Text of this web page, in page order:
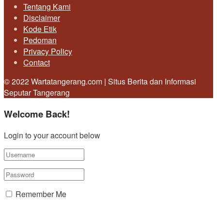
Tentang Kami
Disclaimer
Kode Etik
Pedoman
Privacy Policy
Contact
© 2022 Wartatangerang.com | Situs Berita dan Informasi
Seputar Tangerang
Welcome Back!
Login to your account below
Remember Me